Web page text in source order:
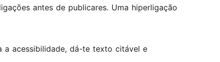
antes de publicares. Uma hiperligação
a acessibilidade, dá-te texto citável e